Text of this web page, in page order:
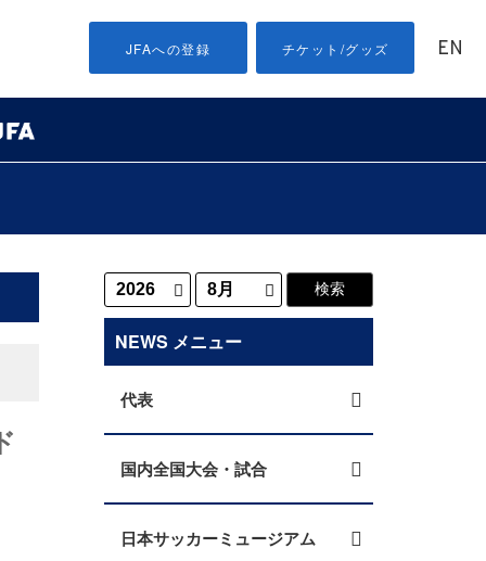
JFAへの登録 チケット/グッズ EN
NEWS メニュー
代表
国内全国大会・試合
日本サッカーミュージアム